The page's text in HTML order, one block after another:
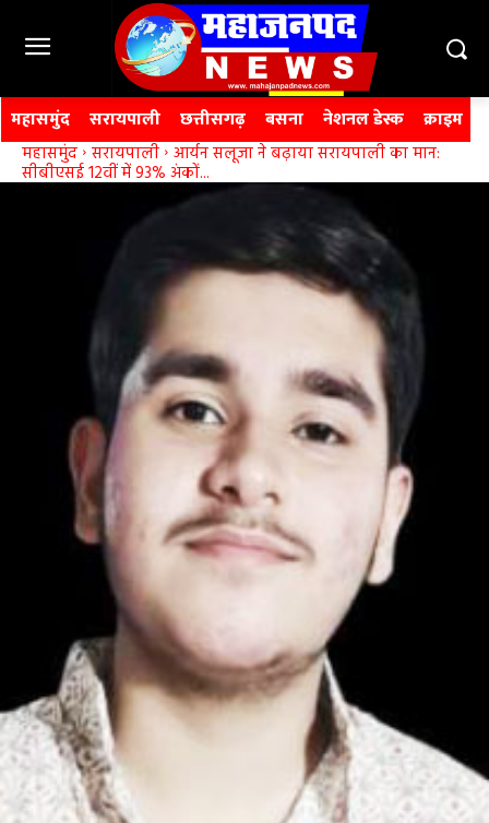
महासमुंद सरायपाली छत्तीसगढ़ बसना नेशनल डेस्क क्राइम
महासमुंद सरायपाली आर्यन सलूजा ने बढ़ाया सरायपाली का मान:
सीबीएसई 12वीं में 93% अंकों...